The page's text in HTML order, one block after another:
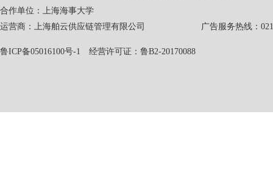
合作单位：上海海事大学
运营商：上海舶云供应链管理有限公司 广告服务热线：021-
鲁ICP备05016100号-1 经营许可证：鲁B2-20170088